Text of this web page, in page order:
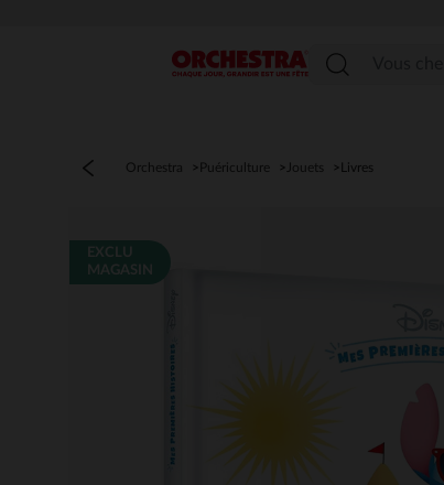
Menu
Orchestra Puériculture Jouets Livres
EXCLU
MAGASIN